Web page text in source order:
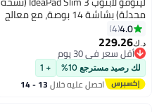
محدثة) بشاشة 14 بوصة، مع معالج
Windows 11
4.0
4
د.ك‏229.26
أقل سعر في 30 يوم
أقل سعر في 30 يوم
لك رصيد مسترجع 10% + 1
احصل عليه خلال 13 - 14